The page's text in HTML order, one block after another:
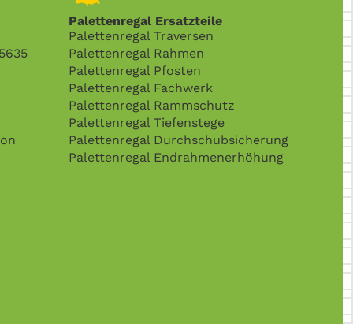
Palettenregal Ersatzteile
Palettenregal Traversen
Palettenregal Rahmen
Palettenregal Pfosten
Palettenregal Fachwerk
Palettenregal Rammschutz
Palettenregal Tiefenstege
Palettenregal Durchschubsicherung
Palettenregal Endrahmenerhöhung